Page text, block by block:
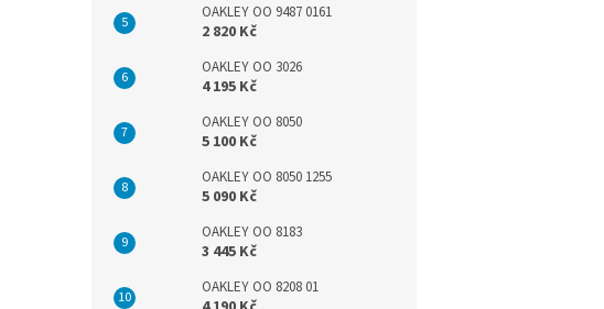
OAKLEY OO 9487 0161
2 820 Kč
OAKLEY OO 3026
4 195 Kč
OAKLEY OO 8050
5 100 Kč
OAKLEY OO 8050 1255
5 090 Kč
OAKLEY OO 8183
3 445 Kč
OAKLEY OO 8208 01